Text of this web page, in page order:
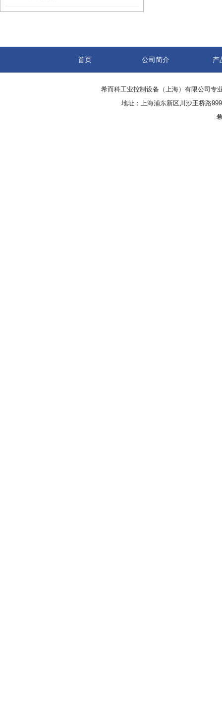
首页 公司简介 产
希而科工业控制设备（上海）有限公司专
地址：上海浦东新区川沙王桥路